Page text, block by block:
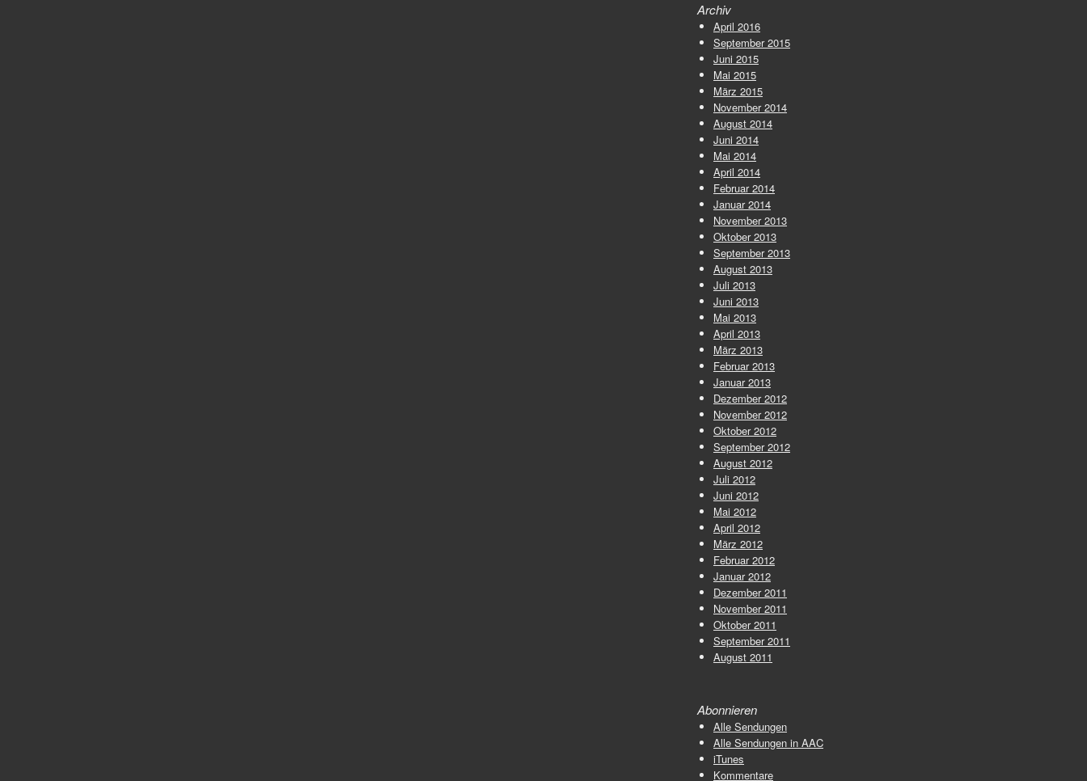
Archiv
April 2016
September 2015
Juni 2015
Mai 2015
März 2015
November 2014
August 2014
Juni 2014
Mai 2014
April 2014
Februar 2014
Januar 2014
November 2013
Oktober 2013
September 2013
August 2013
Juli 2013
Juni 2013
Mai 2013
April 2013
März 2013
Februar 2013
Januar 2013
Dezember 2012
November 2012
Oktober 2012
September 2012
August 2012
Juli 2012
Juni 2012
Mai 2012
April 2012
März 2012
Februar 2012
Januar 2012
Dezember 2011
November 2011
Oktober 2011
September 2011
August 2011
Abonnieren
Alle Sendungen
Alle Sendungen in AAC
iTunes
Kommentare